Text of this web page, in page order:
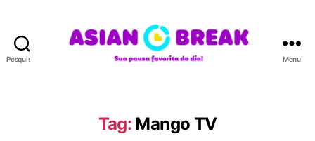
Pesquisar
A
N
Menu
Tag: Mango TV